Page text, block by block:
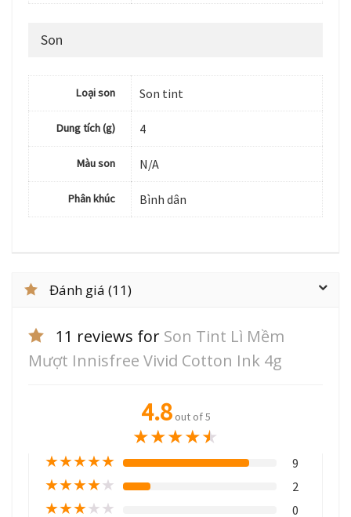
Son
Loại son Son tint
Dung tích (g) 4
Màu son N/A
Phân khúc Bình dân
Đánh giá (11)
11 reviews for Son Tint Lì Mềm
Mượt Innisfree Vivid Cotton Ink 4g
4.8 out of 5
★★★★★
★★★★★ 9
★★★★★ 2
★★★★★ 0